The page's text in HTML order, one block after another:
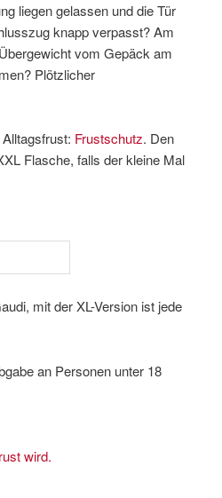
liegen gelassen und die Tür
knapp verpasst? Am
vom Gepäck am
Plötzlicher
Frustschutz. Den
Flasche, falls der kleine Mal
mit der XL-Version ist jede
an Personen unter 18
wird.